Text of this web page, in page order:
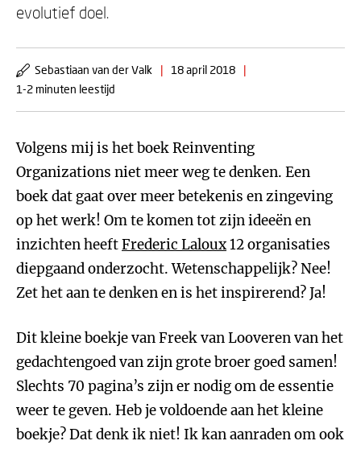
evolutief doel.
Sebastiaan van der Valk | 18 april 2018
|
1-2 minuten leestijd
Volgens mij is het boek Reinventing
Organizations niet meer weg te denken. Een
boek dat gaat over meer betekenis en zingeving
op het werk! Om te komen tot zijn ideeën en
inzichten heeftFrederic Laloux12 organisaties
diepgaand onderzocht. Wetenschappelijk? Nee!
Zet het aan te denken en is het inspirerend? Ja!
Dit kleine boekje van Freek van Looveren van het
gedachtengoed van zijn grote broer goed samen!
Slechts 70 pagina’s zijn er nodig om de essentie
weer te geven. Heb je voldoende aan het kleine
boekje? Dat denk ik niet! Ik kan aanraden om ook